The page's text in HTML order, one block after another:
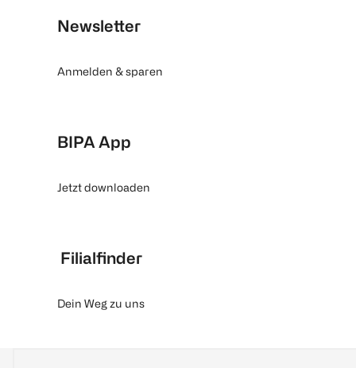
Newsletter
Anmelden & sparen
BIPA App
Jetzt downloaden
Filialfinder
Dein Weg zu uns